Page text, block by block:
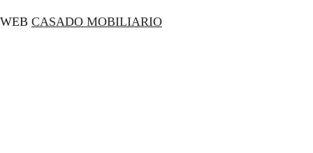
WEB CASADO MOBILIARIO